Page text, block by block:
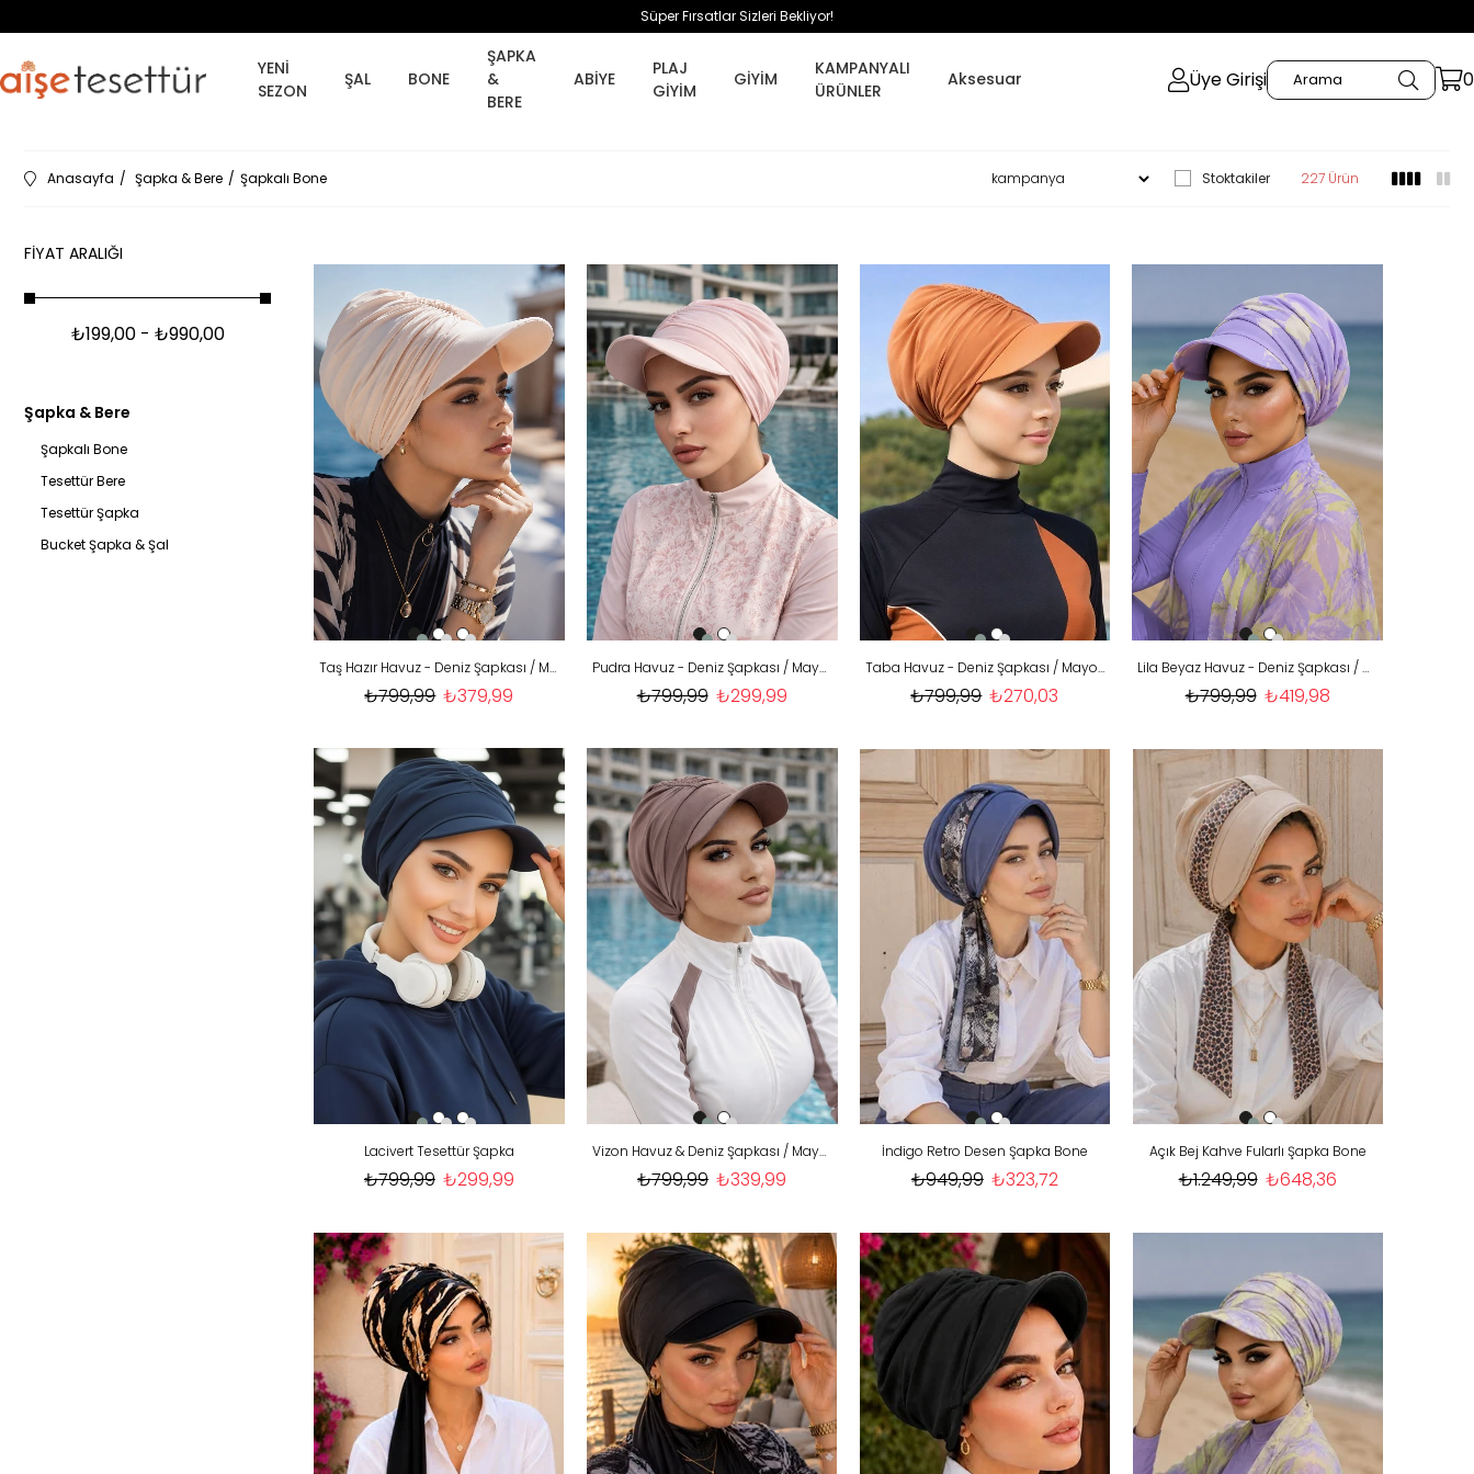
Süper Fırsatlar Sizleri Bekliyor!
YENİ
SEZON
ŞAL BONE
ŞAPKA
&
BERE
ABİYE
PLAJ
GİYİM
GİYİM
KAMPANYALI
ÜRÜNLER
Aksesuar Üye Girişi 0
Anasayfa Şapka & Bere Şapkalı Bone Stoktakiler 227 Ürün
FIYAT ARALIĞI
₺199,00 - ₺990,00
Şapka & Bere
Şapkalı Bone
Tesettür Bere
Tesettür Şapka
Bucket Şapka & Şal
Taş Hazır Havuz - Deniz Şapkası / Mayo Üstüne Kullanılabilir
₺379,99
₺799,99
Pudra Havuz - Deniz Şapkası / Mayo Üstüne Kullanılabilir
₺299,99
₺799,99
Taba Havuz - Deniz Şapkası / Mayo Üstüne Kullanılabilir
₺270,03
₺799,99
Lila Beyaz Havuz - Deniz Şapkası / Mayo Üstüne Kullanılabilir
₺419,98
₺799,99
Lacivert Tesettür Şapka
₺299,99
₺799,99
Vizon Havuz & Deniz Şapkası / Mayo Üstüne Kullanılabilir
₺339,99
₺799,99
İndigo Retro Desen Şapka Bone
₺323,72
₺949,99
Açık Bej Kahve Fularlı Şapka Bone
₺648,36
₺1.249,99